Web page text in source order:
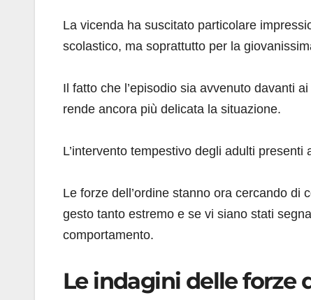
La vicenda ha suscitato particolare
scolastico, ma soprattutto per la
Il fatto che l’episodio sia avvenuto davanti
rende ancora più delicata la situazione.
L’intervento tempestivo degli adulti
Le forze dell’ordine stanno ora cercando
gesto tanto estremo e se vi siano stati
comportamento.
Le indagini delle forze